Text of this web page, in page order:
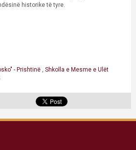
historike të tyre.
- Prishtinë
Shkolla e Mesme e Ulët